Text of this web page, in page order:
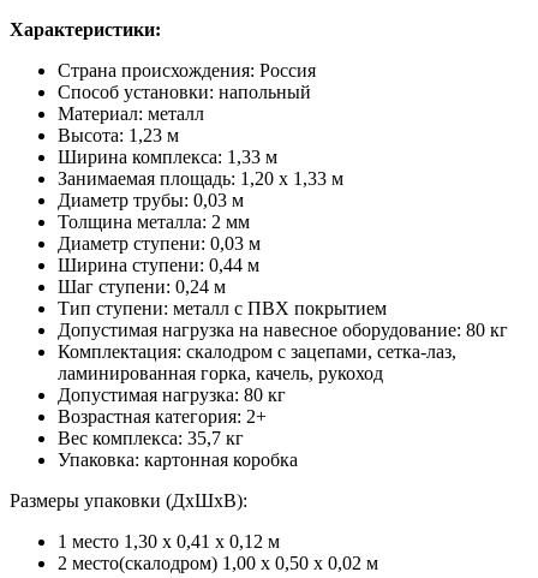
Характеристики:
Страна происхождения: Россия
Способ установки: напольный
Материал: металл
Высота: 1,23 м
Ширина комплекса: 1,33 м
Занимаемая площадь: 1,20 х 1,33 м
Диаметр трубы: 0,03 м
Толщина металла: 2 мм
Диаметр ступени: 0,03 м
Ширина ступени: 0,44 м
Шаг ступени: 0,24 м
Тип ступени: металл с ПВХ покрытием
Допустимая нагрузка на навесное оборудование: 80 кг
Комплектация: скалодром с зацепами, сетка-лаз,
ламинированная горка, качель, рукоход
Допустимая нагрузка: 80 кг
Возрастная категория: 2+
Вес комплекса: 35,7 кг
Упаковка: картонная коробка
Размеры упаковки (ДхШхВ):
1 место 1,30 х 0,41 х 0,12 м
2 место(скалодром) 1,00 х 0,50 х 0,02 м